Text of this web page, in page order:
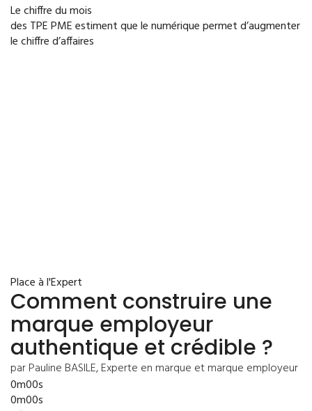
Le chiffre du mois
des TPE PME estiment que le numérique permet d’augmenter
le chiffre d’affaires
Place à l'Expert
Comment construire une
marque employeur
authentique et crédible ?
par Pauline BASILE, Experte en marque et marque employeur
0m00s
0m00s